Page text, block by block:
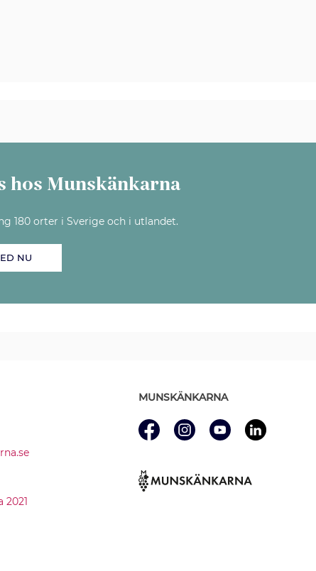
hos Munskänkarna
180 orter i Sverige och i utlandet.
NU
MUNSKÄNKARNA